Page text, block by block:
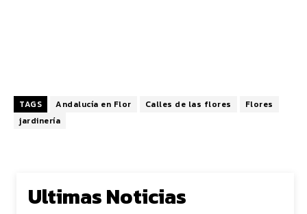
TAGS Andalucía en Flor Calles de las flores
Flores
jardinería
Ultimas Noticias